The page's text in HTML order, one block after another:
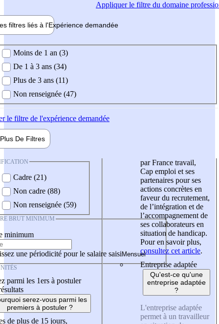
Appliquerle filtre du domaine
filtres liés à l'Expérience demandée
demandée
Moins de 1 an (3)
De 1 à 3 ans (34)
Plus de 3 ans (11)
Non renseignée (47)
le filtre de l'expérience demandée
Plus De Filtres
Cadre (21)
Non cadre (88)
Non renseignée (59)
BRUT MINIMUM
minimum
une périodicité pour le salaire saisi
parmi les 1ers à postuler
serez-vous parmi les
premiers à postuler ?
de plus de 15 jours,
par France travail,
Cap emploi et ses
partenaires pour ses
actions concrètes en
faveur du recrutement,
de l’intégration et de
l’accompagnement de
ses collaborateurs en
situation de handicap.
Pour en savoir plus,
consultez cet article.
Entreprise adaptée
Qu'est-ce qu'une
entreprise adaptée
?
L'entreprise adaptée
permet à un travailleur